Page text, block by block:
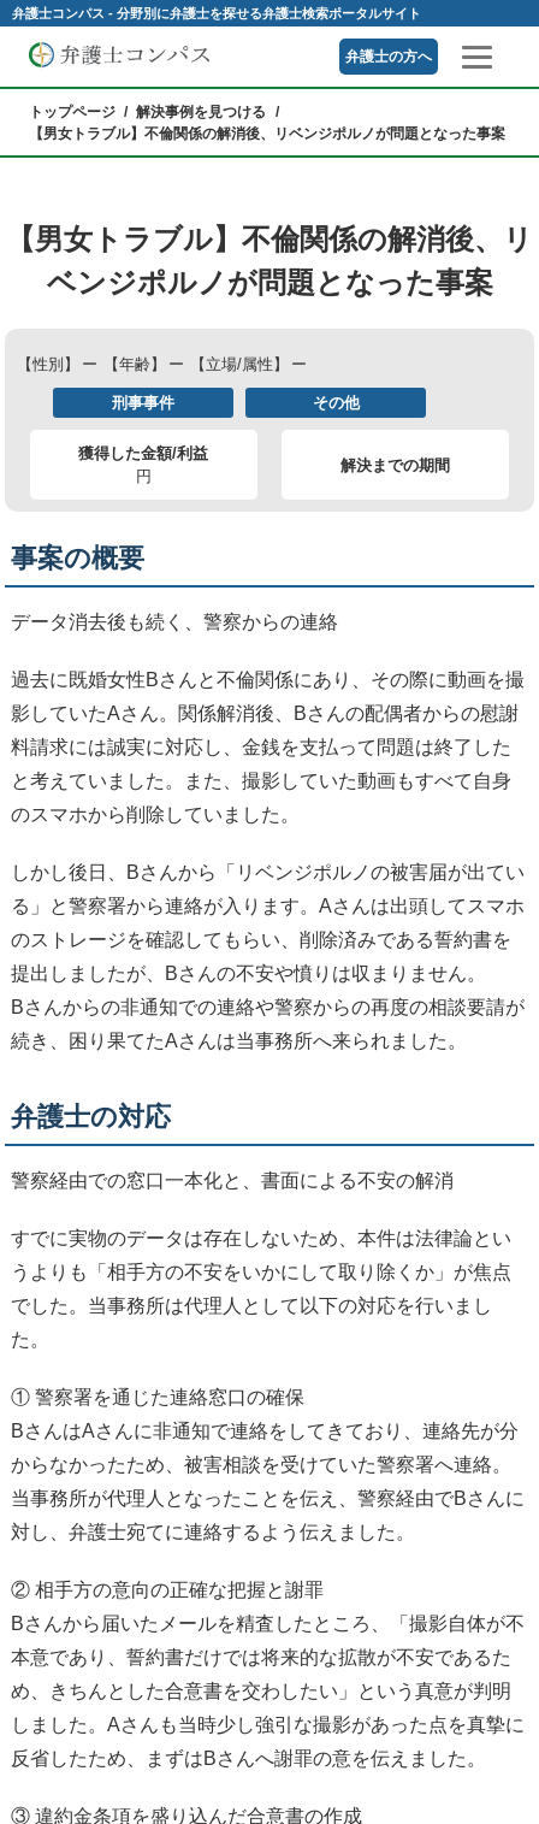
弁護士コンパス - 分野別に弁護士を探せる弁護士検索ポータルサイト
弁護士の方へ
トップページ
解決事例を見つける
【男女トラブル】不倫関係の解消後、リベンジポルノが問題となった事案
【男女トラブル】不倫関係の解消後、リ
ベンジポルノが問題となった事案
【性別】 ー 【年齢】 ー 【立場/属性】 ー
刑事事件 その他
獲得した金額/利益
円
解決までの期間
事案の概要
データ消去後も続く、警察からの連絡
過去に既婚女性Bさんと不倫関係にあり、その際に動画を撮
影していたAさん。関係解消後、Bさんの配偶者からの慰謝
料請求には誠実に対応し、金銭を支払って問題は終了した
と考えていました。また、撮影していた動画もすべて自身
のスマホから削除していました。
しかし後日、Bさんから「リベンジポルノの被害届が出てい
る」と警察署から連絡が入ります。Aさんは出頭してスマホ
のストレージを確認してもらい、削除済みである誓約書を
提出しましたが、Bさんの不安や憤りは収まりません。
Bさんからの非通知での連絡や警察からの再度の相談要請が
続き、困り果てたAさんは当事務所へ来られました。
弁護士の対応
警察経由での窓口一本化と、書面による不安の解消
すでに実物のデータは存在しないため、本件は法律論とい
うよりも「相手方の不安をいかにして取り除くか」が焦点
でした。当事務所は代理人として以下の対応を行いまし
た。
① 警察署を通じた連絡窓口の確保
BさんはAさんに非通知で連絡をしてきており、連絡先が分
からなかったため、被害相談を受けていた警察署へ連絡。
当事務所が代理人となったことを伝え、警察経由でBさんに
対し、弁護士宛てに連絡するよう伝えました。
② 相手方の意向の正確な把握と謝罪
Bさんから届いたメールを精査したところ、「撮影自体が不
本意であり、誓約書だけでは将来的な拡散が不安であるた
め、きちんとした合意書を交わしたい」という真意が判明
しました。Aさんも当時少し強引な撮影があった点を真摯に
反省したため、まずはBさんへ謝罪の意を伝えました。
③ 違約金条項を盛り込んだ合意書の作成